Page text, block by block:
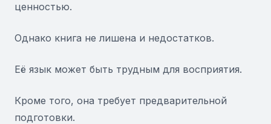
ценностью.
Однако книга не лишена и недостатков.
Её язык может быть трудным для восприятия.
Кроме того, она требует предварительной
подготовки.